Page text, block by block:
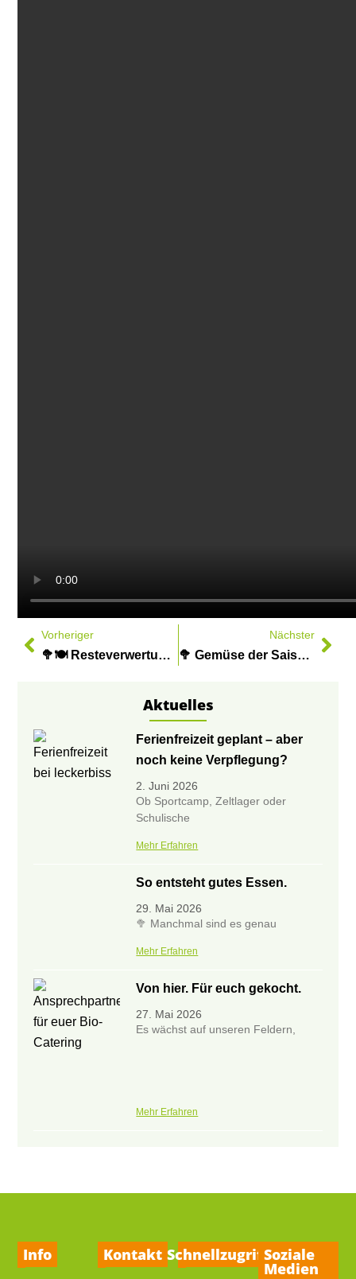
Vorheriger
🥦🍽️ Resteverwertung leicht gemacht – unser Bio-Tipp für deine Küche! 🌱
Nächster
🥦 Gemüse der Saison: Der Brokkoli
Aktuelles
Ferienfreizeit geplant – aber
noch keine Verpflegung?
2. Juni 2026
Ob Sportcamp, Zeltlager oder
Schulische
Mehr Erfahren
So entsteht gutes Essen.
29. Mai 2026
🥦 Manchmal sind es genau
Mehr Erfahren
Von hier. Für euch gekocht.
27. Mai 2026
Es wächst auf unseren Feldern,
Mehr Erfahren
Info Kontakt SchnellzugriffSoziale
Medien